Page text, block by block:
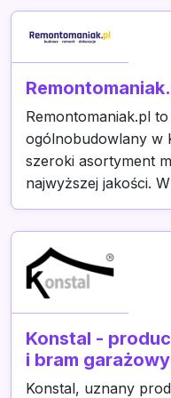
Remontomaniak.pl
ogólnobudowlany w
szeroki asortyment
najwyższej jakości.
Konstal -
i bram
Konstal, uznany